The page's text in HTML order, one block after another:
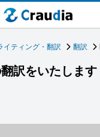
イティング・翻訳 翻訳
訳をいたします